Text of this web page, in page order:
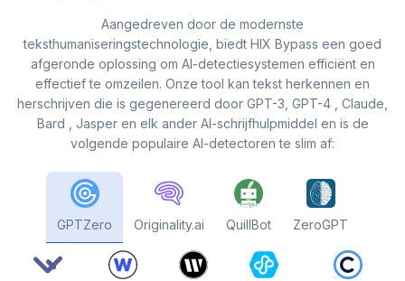
Aangedreven door de modernste
teksthumaniseringstechnologie, biedt HIX Bypass een goed
afgeronde oplossing om AI-detectiesystemen efficiënt en
effectief te omzeilen. Onze tool kan tekst herkennen en
herschrijven die is gegenereerd door GPT-3, GPT-4 , Claude,
Bard , Jasper en elk ander AI-schrijfhulpmiddel en is de
volgende populaire AI-detectoren te slim af:
GPTZero Originality.ai QuillBot ZeroGPT